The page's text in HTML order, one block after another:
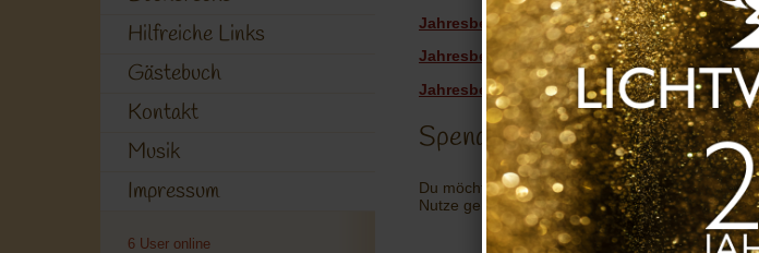
Hilfreiche Links
Gästebuch
Kontakt
Musik
Impressum
6 User online
Jahresbericht 2019
Jahresbericht 2018
Jahresbericht 2017
Spenden
Du möchtest unsere Arbeit finanziell unterstützen?
Nutze gerne unserSpendenformular.